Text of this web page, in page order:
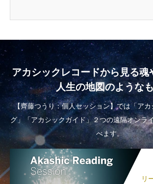
アカシックレコードから見る魂
人生の地図のような
【齊藤つうり：個人セッション】では「ア
グ」「アカシックガイド」２つの遠隔オンラ
べます。
リ